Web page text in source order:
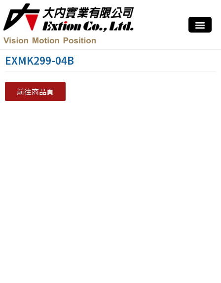
EXMK299-04B
前往商品頁